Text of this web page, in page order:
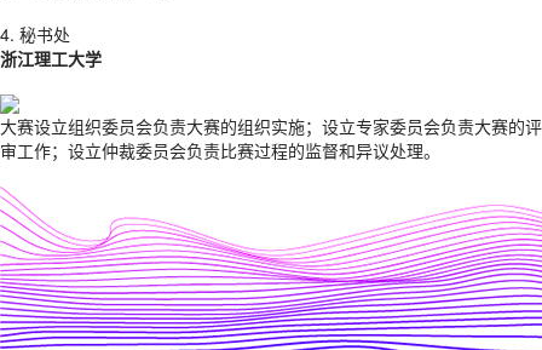
4. 秘书处
浙江理工大学
大赛设立组织委员会负责大赛的组织实施；设立专家委员会负责大赛的评
审工作；设立仲裁委员会负责比赛过程的监督和异议处理。